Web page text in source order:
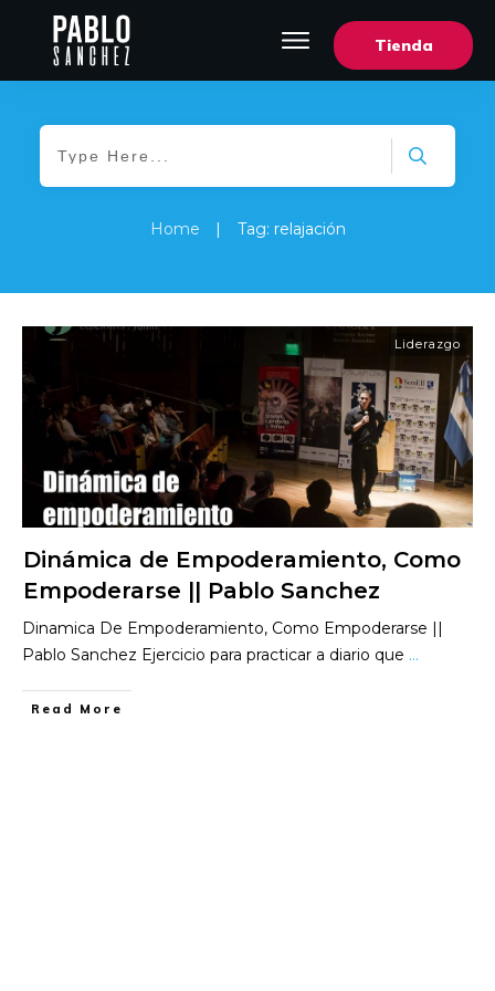
Tienda
Home Tag: relajación
Liderazgo
Dinámica de Empoderamiento, Como
Empoderarse || Pablo Sanchez
Dinamica De Empoderamiento, Como Empoderarse ||
Pablo Sanchez Ejercicio para practicar a diario que ...
​Read More